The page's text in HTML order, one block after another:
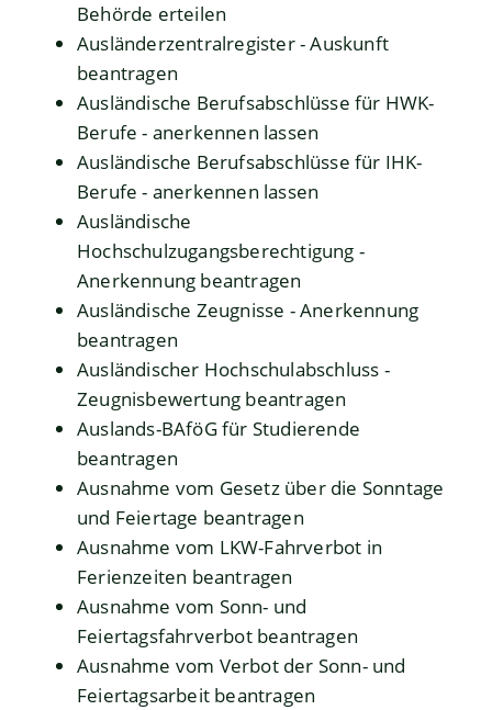
Behörde erteilen
Ausländerzentralregister - Auskunft
beantragen
Ausländische Berufsabschlüsse für HWK-
Berufe - anerkennen lassen
Ausländische Berufsabschlüsse für IHK-
Berufe - anerkennen lassen
Ausländische
Hochschulzugangsberechtigung -
Anerkennung beantragen
Ausländische Zeugnisse - Anerkennung
beantragen
Ausländischer Hochschulabschluss -
Zeugnisbewertung beantragen
Auslands-BAföG für Studierende
beantragen
Ausnahme vom Gesetz über die Sonntage
und Feiertage beantragen
Ausnahme vom LKW-Fahrverbot in
Ferienzeiten beantragen
Ausnahme vom Sonn- und
Feiertagsfahrverbot beantragen
Ausnahme vom Verbot der Sonn- und
Feiertagsarbeit beantragen